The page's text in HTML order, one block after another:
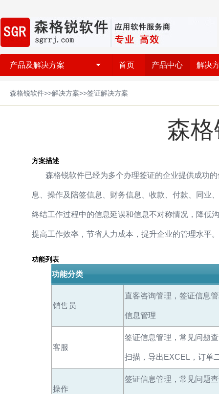
产品及解决方案 首页 产品中心 解决
森格锐软件>>解决方案>>签证解决方案
森
方案描述
森格锐软件已经为多个办理签证的企业提供成功的
息、操作及陪签信息、财务信息、收款、付款、同业
终结工作过程中的信息延误和信息不对称情况，降低
提高工作效率，节省人力成本，提升企业的管理水平。
功能列表
功能分类
销售员
直客咨询管理，签证信息
信息管理
客服
签证信息管理，常见问题
扫描，导出EXCEL，订单
操作
签证信息管理，常见问题